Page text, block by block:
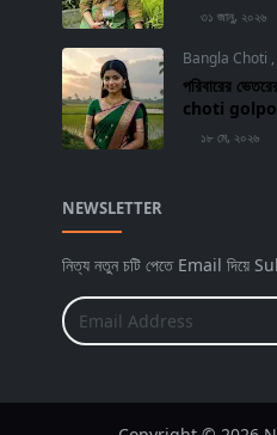
৩১ জানু, ২০২৬
Bangla Choti ,
পরিবারের
choti golpo
১৮ মে, ২০২৬
NEWSLETTER
নিত্য নতুন চটি পেতে Email দিয়ে